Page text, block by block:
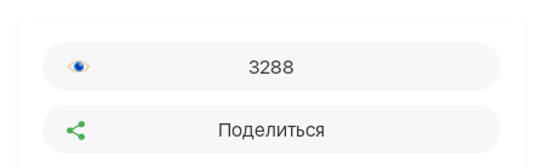
3288
Поделиться